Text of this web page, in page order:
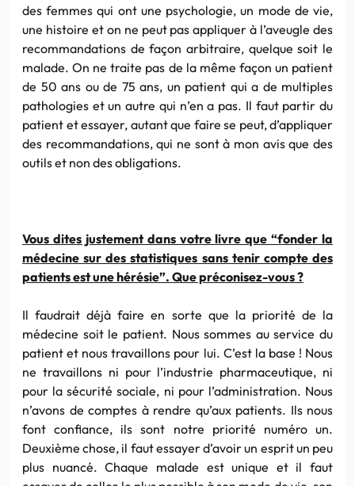
des femmes qui ont une psychologie, un mode de vie,
une histoire et on ne peut pas appliquer à l’aveugle des
recommandations de façon arbitraire, quelque soit le
malade. On ne traite pas de la même façon un patient
de 50 ans ou de 75 ans, un patient qui a de multiples
pathologies et un autre qui n’en a pas. Il faut partir du
patient et essayer, autant que faire se peut, d’appliquer
des recommandations, qui ne sont à mon avis que des
outils et non des obligations.
Vous dites justement dans votre livre que “fonder la
médecine sur des statistiques sans tenir compte des
patients est une hérésie”. Que préconisez-vous ?
Il faudrait déjà faire en sorte que la priorité de la
médecine soit le patient. Nous sommes au service du
patient et nous travaillons pour lui. C’est la base ! Nous
ne travaillons ni pour l’industrie pharmaceutique, ni
pour la sécurité sociale, ni pour l’administration. Nous
n’avons de comptes à rendre qu’aux patients. Ils nous
font confiance, ils sont notre priorité numéro un.
Deuxième chose, il faut essayer d’avoir un esprit un peu
plus nuancé. Chaque malade est unique et il faut